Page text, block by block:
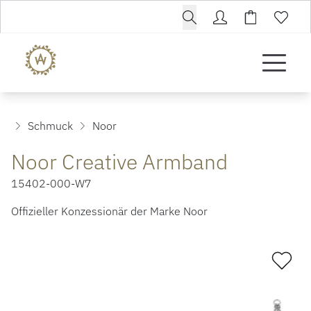
Schmuck Noor
Noor Creative Armband
15402-000-W7
Offizieller Konzessionär der Marke Noor